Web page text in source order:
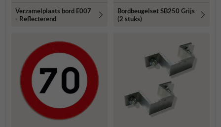
Verzamelplaats bord E007
- Reflecterend
Bordbeugelset SB250 Grijs
(2 stuks)